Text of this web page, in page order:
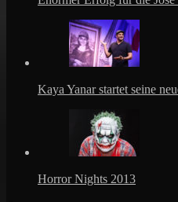
Kaya Yanar startet seine
Horror Nights 2013